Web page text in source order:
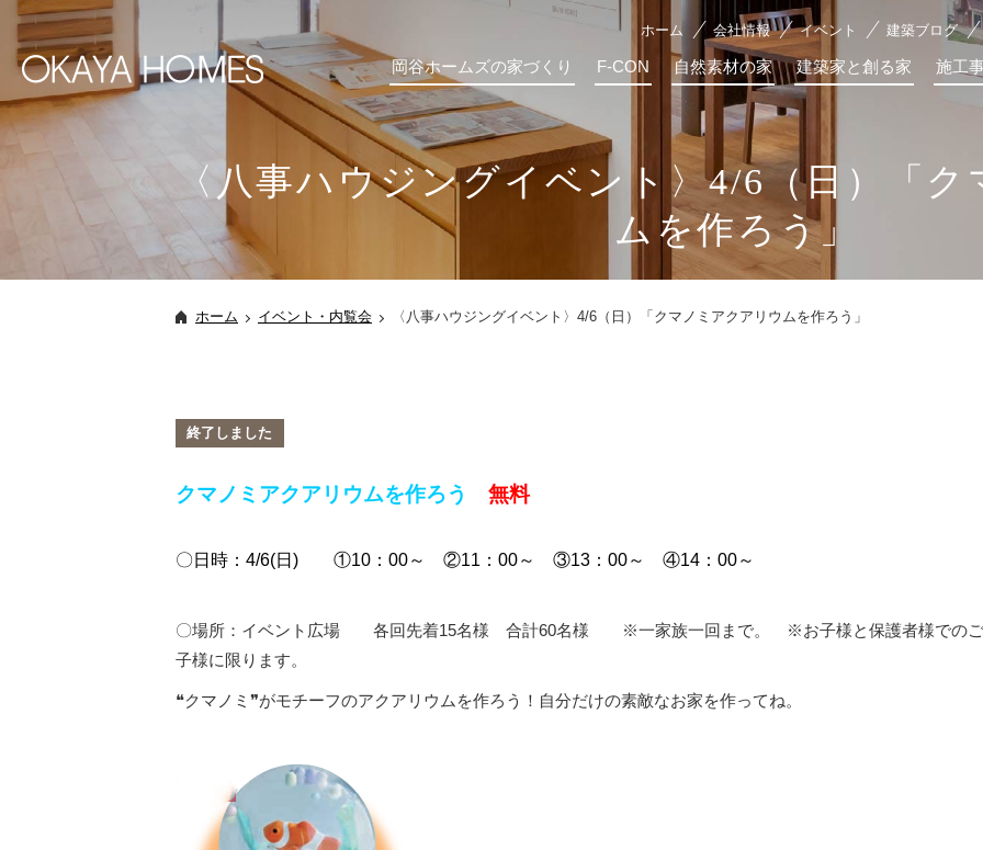
ホーム 会社情報 イベント 建築ブログ
岡谷ホームズの家づくり F-CON 自然素材の家 建築家と創る家 施工
〈八事ハウジングイベント〉4/6（日）「
ムを作ろう」
ホーム イベント・内覧会 〈八事ハウジングイベント〉4/6（日）「クマノミアクアリウムを作ろう」
終了しました
クマノミアクアリウムを作ろう 無料
〇日時：4/6(日) ①10：00～ ②11：00～ ③13：00～ ④14：00～
〇場所：イベント広場 各回先着15名様 合計60名様 ※一家族一回まで。 ※お子様と保護者様での
子様に限ります。
❝クマノミ❞がモチーフのアクアリウムを作ろう！自分だけの素敵なお家を作ってね。